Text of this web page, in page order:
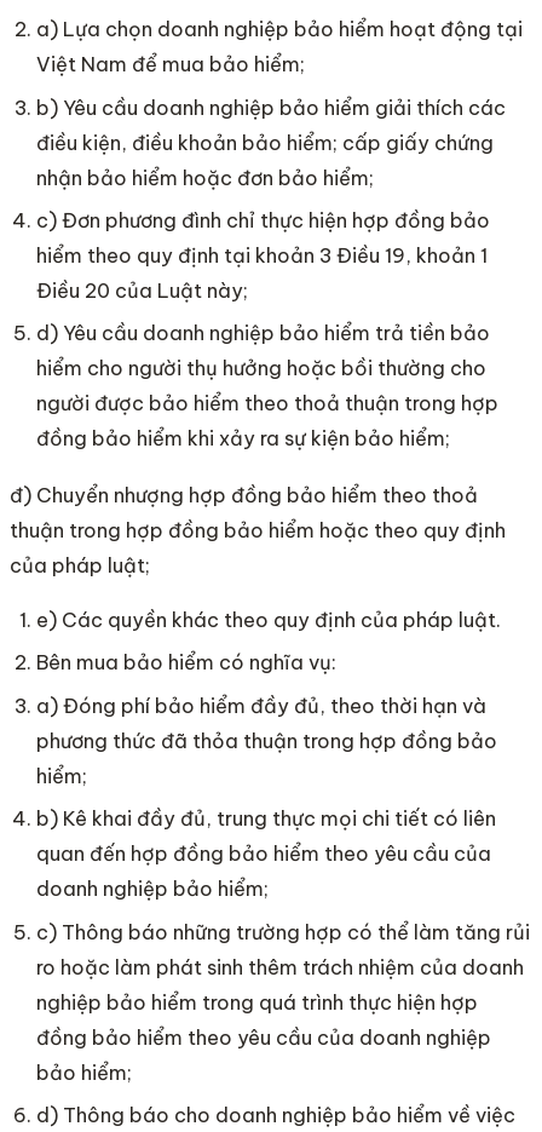
a) Lựa chọn doanh nghiệp bảo hiểm hoạt động tại
Việt Nam để mua bảo hiểm;
b) Yêu cầu doanh nghiệp bảo hiểm giải thích các
điều kiện, điều khoản bảo hiểm; cấp giấy chứng
nhận bảo hiểm hoặc đơn bảo hiểm;
c) Đơn phương đình chỉ thực hiện hợp đồng bảo
hiểm theo quy định tại khoản 3 Điều 19, khoản 1
Điều 20 của Luật này;
d) Yêu cầu doanh nghiệp bảo hiểm trả tiền bảo
hiểm cho người thụ hưởng hoặc bồi thường cho
người được bảo hiểm theo thoả thuận trong hợp
đồng bảo hiểm khi xảy ra sự kiện bảo hiểm;
đ) Chuyển nhượng hợp đồng bảo hiểm theo thoả
thuận trong hợp đồng bảo hiểm hoặc theo quy định
của pháp luật;
e) Các quyền khác theo quy định của pháp luật.
Bên mua bảo hiểm có nghĩa vụ:
a) Đóng phí bảo hiểm đầy đủ, theo thời hạn và
phương thức đã thỏa thuận trong hợp đồng bảo
hiểm;
b) Kê khai đầy đủ, trung thực mọi chi tiết có liên
quan đến hợp đồng bảo hiểm theo yêu cầu của
doanh nghiệp bảo hiểm;
c) Thông báo những trường hợp có thể làm tăng rủi
ro hoặc làm phát sinh thêm trách nhiệm của doanh
nghiệp bảo hiểm trong quá trình thực hiện hợp
đồng bảo hiểm theo yêu cầu của doanh nghiệp
bảo hiểm;
d) Thông báo cho doanh nghiệp bảo hiểm về việc